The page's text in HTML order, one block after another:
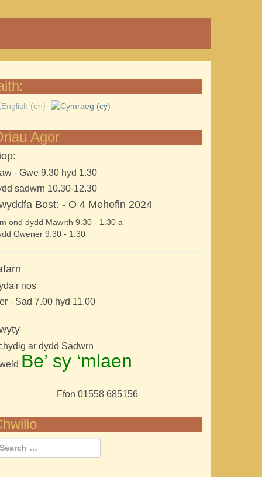
Agor
- Gwe 9.30 hyd 1.30
sadwrn 10.30-12.30
Bost: - O 4 Mehefin 2024
ond dydd Mawrth 9.30 - 1.30 a
Gwener 9.30 - 1.30
nos
- Sad 7.00 hyd 11.00
ar dydd Sadwrn
Be’ sy ‘mlaen
Ffon 01558 685156